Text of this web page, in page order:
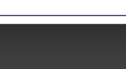
información que les haya